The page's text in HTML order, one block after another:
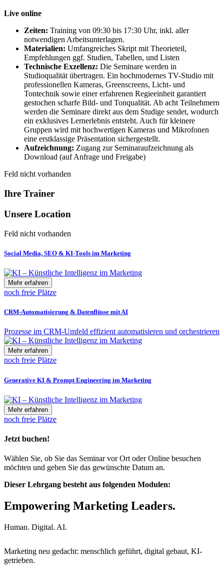
Live online
Zeiten: Training von 09:30 bis 17:30 Uhr, inkl. aller
notwendigen Arbeitsunterlagen.
Materialien: Umfangreiches Skript mit Theorieteil,
Empfehlungen ggf. Studien, Tabellen, und Listen
Technische Exzellenz: Die Seminare werden in
Studioqualität übertragen. Ein hochmodernes TV-Studio mit
professionellen Kameras, Greenscreens, Licht- und
Tontechnik sowie einer erfahrenen Regieeinheit garantiert
gestochen scharfe Bild- und Tonqualität. Ab acht Teilnehmern
werden die Seminare direkt aus dem Studige sendet, wodurch
ein exklusives Lernerlebnis entsteht. Auch für kleinere
Gruppen wird mit hochwertigen Kameras und Mikrofonen
eine erstklassige Präsentation sichergestellt.
Aufzeichnung: Zugang zur Seminaraufzeichnung als
Download (auf Anfrage und Freigabe)
Feld nicht vorhanden
Ihre Trainer
Unsere Location
Feld nicht vorhanden
Social Media, SEO & KI-Tools im Marketing
Mehr erfahren
noch freie Plätze
CRM-Automatisierung & Datenflüsse mit AI
Prozesse im CRM-Umfeld effizient automatisieren und orchestrieren
Mehr erfahren
noch freie Plätze
Generative KI & Prompt Engineering im Marketing
Mehr erfahren
noch freie Plätze
Jetzt buchen!
Wählen Sie, ob Sie das Seminar vor Ort oder Online besuchen
möchten und geben Sie das gewünschte Datum an.
Dieser Lehrgang besteht aus folgenden Modulen:
Empowering Marketing Leaders.
Human. Digital. AI.
Marketing neu gedacht: menschlich geführt, digital gebaut, KI-
getrieben.